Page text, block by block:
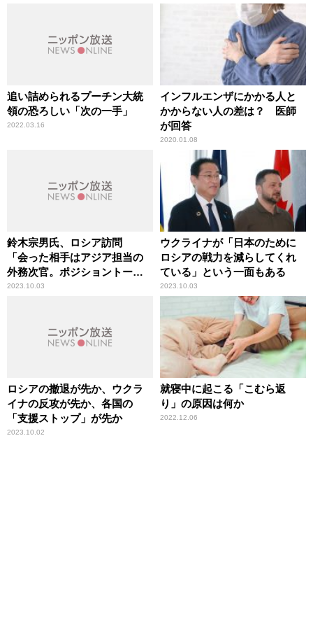
追い詰められるプーチン大統
領の恐ろしい「次の一手」
2022.03.16
インフルエンザにかかる人と
かからない人の差は？ 医師
が回答
2020.01.08
鈴木宗男氏、ロシア訪問
「会った相手はアジア担当の
外務次官。ポジショントーク
だろう」専門家が解説
2023.10.03
ウクライナが「日本のために
ロシアの戦力を減らしてくれ
ている」という一面もある
2023.10.03
ロシアの撤退が先か、ウクラ
イナの反攻が先か、各国の
「支援ストップ」が先か
2023.10.02
就寝中に起こる「こむら返
り」の原因は何か
2022.12.06